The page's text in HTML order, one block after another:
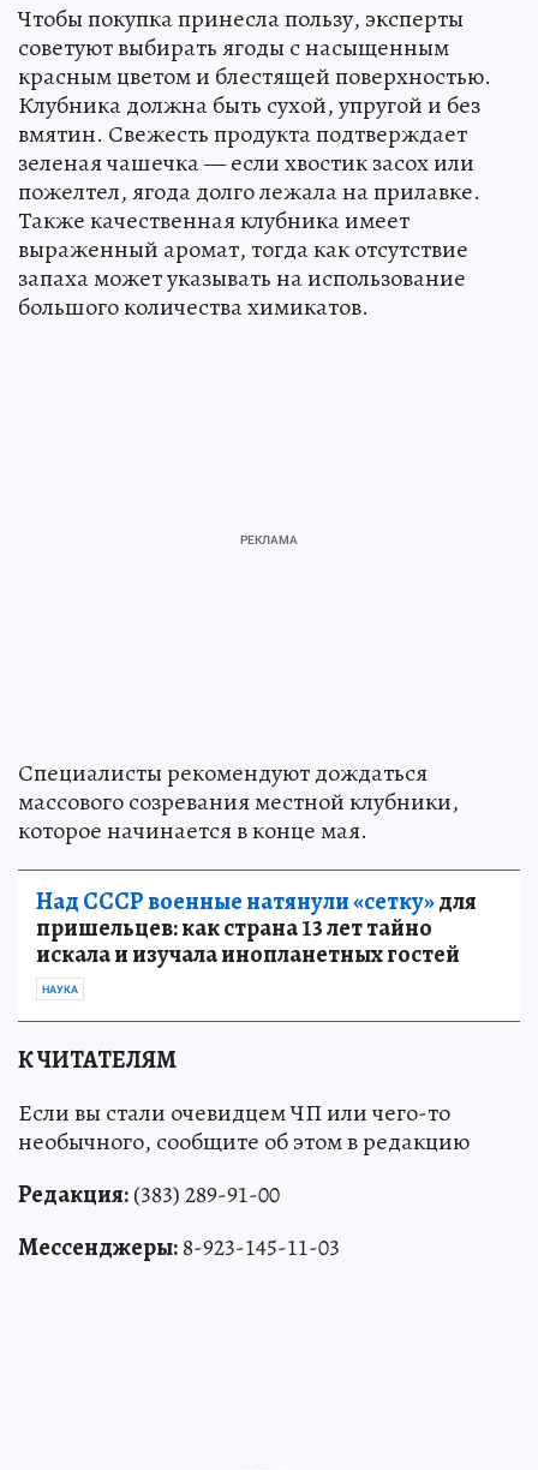
Чтобы покупка принесла пользу, эксперты
советуют выбирать ягоды с насыщенным
красным цветом и блестящей поверхностью.
Клубника должна быть сухой, упругой и без
вмятин. Свежесть продукта подтверждает
зеленая чашечка — если хвостик засох или
пожелтел, ягода долго лежала на прилавке.
Также качественная клубника имеет
выраженный аромат, тогда как отсутствие
запаха может указывать на использование
большого количества химикатов.
Специалисты рекомендуют дождаться
массового созревания местной клубники,
которое начинается в конце мая.
Над СССР военные натянули «сетку»для
пришельцев: как страна 13 лет тайно
искала и изучала инопланетных гостей
НАУКА
К ЧИТАТЕЛЯМ
Если вы стали очевидцем ЧП или чего-то
необычного, сообщите об этом в редакцию
Редакция:(383) 289-91-00
Мессенджеры:8-923-145-11-03